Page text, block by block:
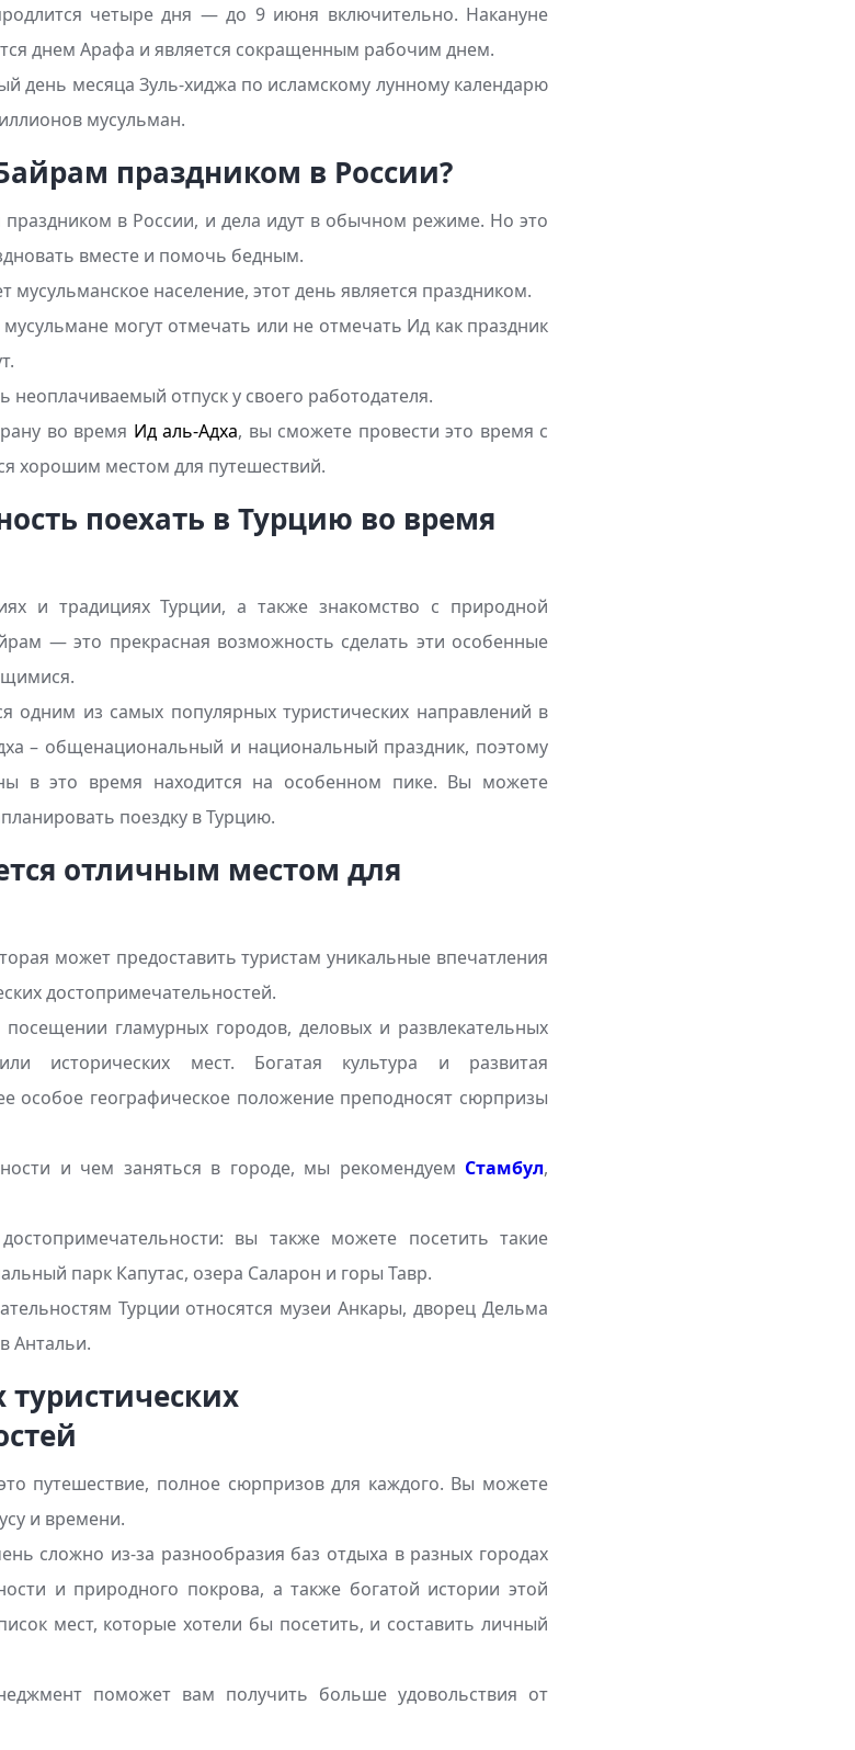
четыре дня — до 9 июня включительно. Накануне
днем Арафа и является сокращенным рабочим днем.
день месяца Зуль-хиджа по исламскому лунному календарю
мусульман.
праздником в России?
в России, и дела идут в обычном режиме. Но это
вместе и помочь бедным.
мусульманское население, этот день является праздником.
могут отмечать или не отмечать Ид как праздник
неоплачиваемый отпуск у своего работодателя.
во время Ид аль-Адха, вы сможете провести это время с
хорошим местом для путешествий.
поехать в Турцию во время
и традициях Турции, а также знакомство с природной
— это прекрасная возможность сделать эти особенные
одним из самых популярных туристических направлений в
– общенациональный и национальный праздник, поэтому
в это время находится на особенном пике. Вы можете
поездку в Турцию.
отличным местом для
может предоставить туристам уникальные впечатления
достопримечательностей.
гламурных городов, деловых и развлекательных
исторических мест. Богатая культура и развитая
особое географическое положение преподносят сюрпризы
и чем заняться в городе, мы рекомендуем Стамбул,
вы также можете посетить такие
парк Капутас, озера Саларон и горы Тавр.
Турции относятся музеи Анкары, дворец Дельма
Антальи.
путешествие, полное сюрпризов для каждого. Вы можете
и времени.
сложно из-за разнообразия баз отдыха в разных городах
и природного покрова, а также богатой истории этой
мест, которые хотели бы посетить, и составить личный
поможет вам получить больше удовольствия от